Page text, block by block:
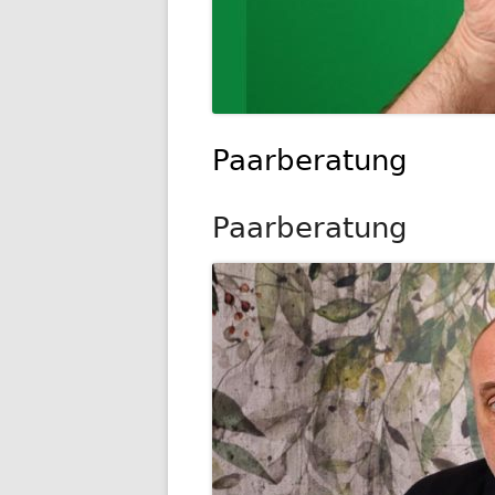
Paarberatung
Paarberatung